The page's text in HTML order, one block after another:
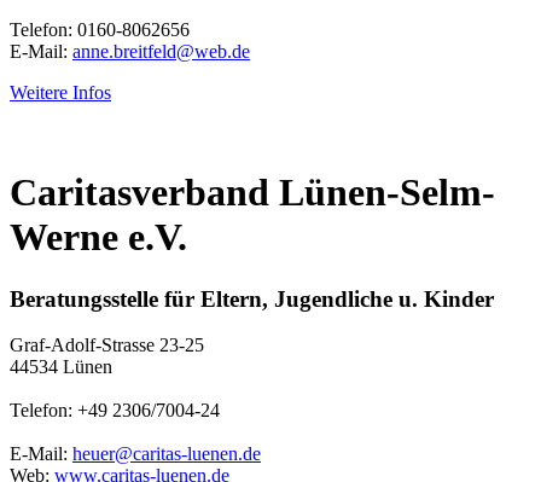
Telefon: 0160-8062656
E-Mail: anne.breitfeld@web.de
Weitere Infos
Caritasverband Lünen-Selm-
Werne e.V.
Beratungsstelle für Eltern, Jugendliche u. Kinder
Graf-Adolf-Strasse 23-25
44534 Lünen
Telefon: +49 2306/7004-24
E-Mail: heuer@caritas-luenen.de
Web: www.caritas-luenen.de